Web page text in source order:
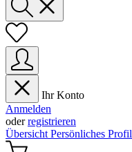
Ihr Konto
Anmelden
oderregistrieren
Übersicht Persönliches Profil